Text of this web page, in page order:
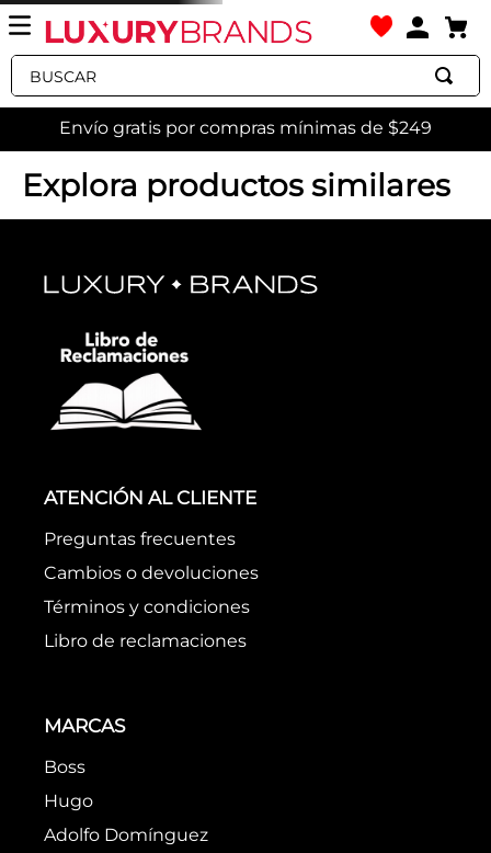
Buscar
Envío gratis por compras mínimas de $249
Explora productos similares
ATENCIÓN AL CLIENTE
Preguntas frecuentes
Cambios o devoluciones
Términos y condiciones
Libro de reclamaciones
MARCAS
Boss
Hugo
Adolfo Domínguez